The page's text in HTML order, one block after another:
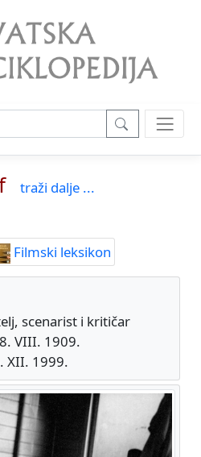
traži dalje ...
Filmski leksikon
scenarist i kritičar
VIII. 1909.
XII. 1999.